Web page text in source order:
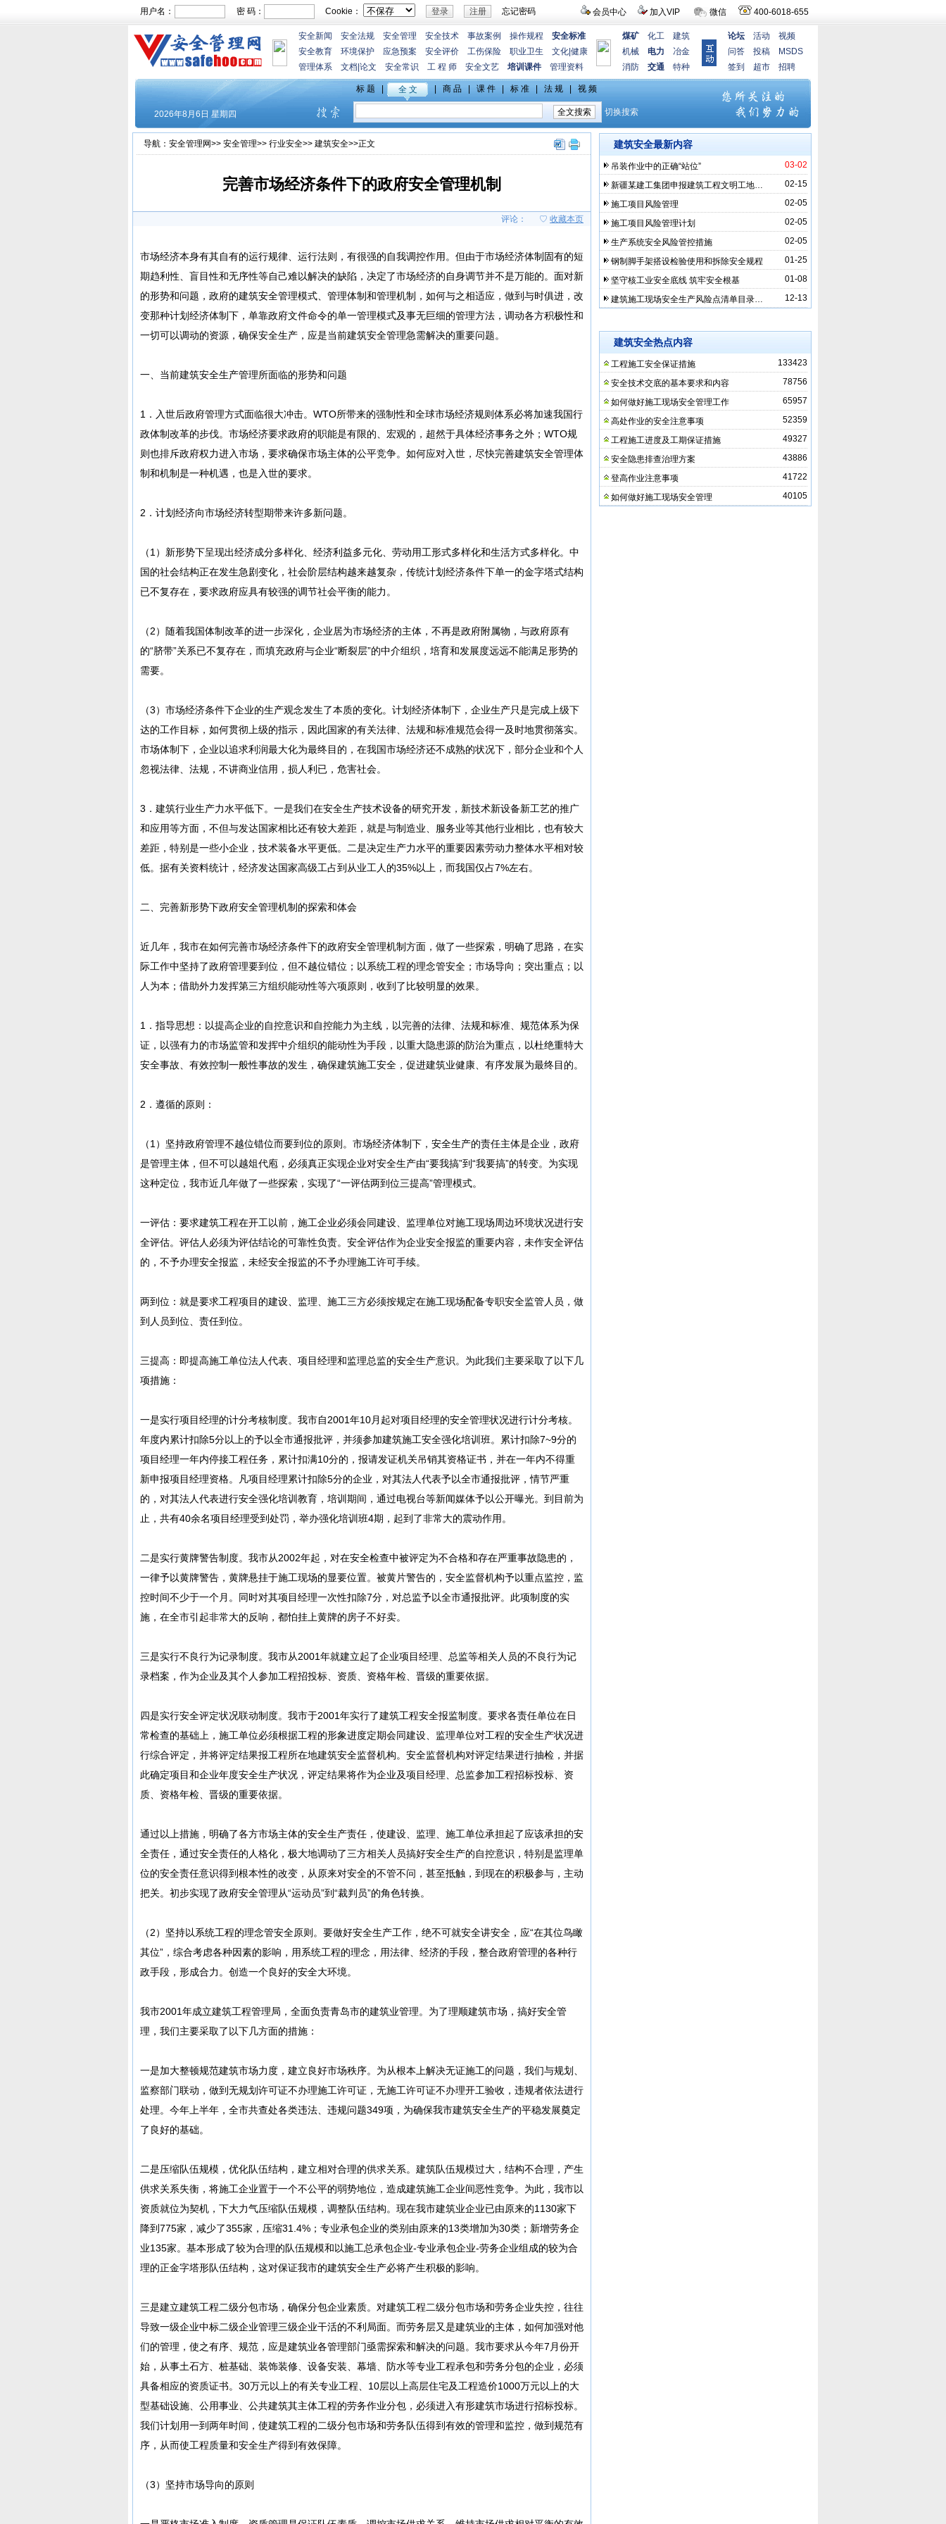
会员中心 加入VIP 微信 400-6018-655
用户名： 密 码： Cookie： 忘记密码
安全新闻 安全法规 安全管理 安全技术 事故案例 操作规程
安全标准
安全教育
环境保护 应急预案 安全评价 工伤保险 职业卫生 文化 健康
管理体系
文档 论文 安全常识 工 程 师 安全文艺 培训课件 管理资料
煤矿 化工
建筑
机械
电力
冶金
消防
交通 特种
论坛 活动
视频
问答
投稿
MSDS
签到
超市 招聘
导航： 安全管理网>> 安全管理>> 行业安全>> 建筑安全>>正文
完善市场经济条件下的政府安全管理机制
评论： ♡ 收藏本页
市场经济本身有其自有的运行规律、运行法则，有很强的自我调控作用。但由于市场经济体制固有的短
期趋利性、盲目性和无序性等自己难以解决的缺陷，决定了市场经济的自身调节并不是万能的。面对新
的形势和问题，政府的建筑安全管理模式、管理体制和管理机制，如何与之相适应，做到与时俱进，改
变那种计划经济体制下，单靠政府文件命令的单一管理模式及事无巨细的管理方法，调动各方积极性和
一切可以调动的资源，确保安全生产，应是当前建筑安全管理急需解决的重要问题。
一、当前建筑安全生产管理所面临的形势和问题
1．入世后政府管理方式面临很大冲击。WTO所带来的强制性和全球市场经济规则体系必将加速我国行
政体制改革的步伐。市场经济要求政府的职能是有限的、宏观的，超然于具体经济事务之外；WTO规
则也排斥政府权力进入市场，要求确保市场主体的公平竞争。如何应对入世，尽快完善建筑安全管理体
制和机制是一种机遇，也是入世的要求。
2．计划经济向市场经济转型期带来许多新问题。
（1）新形势下呈现出经济成分多样化、经济利益多元化、劳动用工形式多样化和生活方式多样化。中
国的社会结构正在发生急剧变化，社会阶层结构越来越复杂，传统计划经济条件下单一的金字塔式结构
已不复存在，要求政府应具有较强的调节社会平衡的能力。
（2）随着我国体制改革的进一步深化，企业居为市场经济的主体，不再是政府附属物，与政府原有
的“脐带”关系已不复存在，而填充政府与企业“断裂层”的中介组织，培育和发展度远远不能满足形势的
需要。
（3）市场经济条件下企业的生产观念发生了本质的变化。计划经济体制下，企业生产只是完成上级下
达的工作目标，如何贯彻上级的指示，因此国家的有关法律、法规和标准规范会得一及时地贯彻落实。
市场体制下，企业以追求利润最大化为最终目的，在我国市场经济还不成熟的状况下，部分企业和个人
忽视法律、法规，不讲商业信用，损人利已，危害社会。
3．建筑行业生产力水平低下。一是我们在安全生产技术设备的研究开发，新技术新设备新工艺的推广
和应用等方面，不但与发达国家相比还有较大差距，就是与制造业、服务业等其他行业相比，也有较大
差距，特别是一些小企业，技术装备水平更低。二是决定生产力水平的重要因素劳动力整体水平相对较
低。据有关资料统计，经济发达国家高级工占到从业工人的35%以上，而我国仅占7%左右。
二、完善新形势下政府安全管理机制的探索和体会
近几年，我市在如何完善市场经济条件下的政府安全管理机制方面，做了一些探索，明确了思路，在实
际工作中坚持了政府管理要到位，但不越位错位；以系统工程的理念管安全；市场导向；突出重点；以
人为本；借助外力发挥第三方组织能动性等六项原则，收到了比较明显的效果。
1．指导思想：以提高企业的自控意识和自控能力为主线，以完善的法律、法规和标准、规范体系为保
证，以强有力的市场监管和发挥中介组织的能动性为手段，以重大隐患源的防治为重点，以杜绝重特大
安全事故、有效控制一般性事故的发生，确保建筑施工安全，促进建筑业健康、有序发展为最终目的。
2．遵循的原则：
（1）坚持政府管理不越位错位而要到位的原则。市场经济体制下，安全生产的责任主体是企业，政府
是管理主体，但不可以越俎代庖，必须真正实现企业对安全生产由“要我搞”到“我要搞”的转变。为实现
这种定位，我市近几年做了一些探索，实现了“一评估两到位三提高”管理模式。
一评估：要求建筑工程在开工以前，施工企业必须会同建设、监理单位对施工现场周边环境状况进行安
全评估。评估人必须为评估结论的可靠性负责。安全评估作为企业安全报监的重要内容，未作安全评估
的，不予办理安全报监，未经安全报监的不予办理施工许可手续。
两到位：就是要求工程项目的建设、监理、施工三方必须按规定在施工现场配备专职安全监管人员，做
到人员到位、责任到位。
三提高：即提高施工单位法人代表、项目经理和监理总监的安全生产意识。为此我们主要采取了以下几
项措施：
一是实行项目经理的计分考核制度。我市自2001年10月起对项目经理的安全管理状况进行计分考核。
年度内累计扣除5分以上的予以全市通报批评，并须参加建筑施工安全强化培训班。累计扣除7~9分的
项目经理一年内停接工程任务，累计扣满10分的，报请发证机关吊销其资格证书，并在一年内不得重
新申报项目经理资格。凡项目经理累计扣除5分的企业，对其法人代表予以全市通报批评，情节严重
的，对其法人代表进行安全强化培训教育，培训期间，通过电视台等新闻媒体予以公开曝光。到目前为
止，共有40余名项目经理受到处罚，举办强化培训班4期，起到了非常大的震动作用。
二是实行黄牌警告制度。我市从2002年起，对在安全检查中被评定为不合格和存在严重事故隐患的，
一律予以黄牌警告，黄牌悬挂于施工现场的显要位置。被黄片警告的，安全监督机构予以重点监控，监
控时间不少于一个月。同时对其项目经理一次性扣除7分，对总监予以全市通报批评。此项制度的实
施，在全市引起非常大的反响，都怕挂上黄牌的房子不好卖。
三是实行不良行为记录制度。我市从2001年就建立起了企业项目经理、总监等相关人员的不良行为记
录档案，作为企业及其个人参加工程招投标、资质、资格年检、晋级的重要依据。
四是实行安全评定状况联动制度。我市于2001年实行了建筑工程安全报监制度。要求各责任单位在日
常检查的基础上，施工单位必须根据工程的形象进度定期会同建设、监理单位对工程的安全生产状况进
行综合评定，并将评定结果报工程所在地建筑安全监督机构。安全监督机构对评定结果进行抽检，并据
此确定项目和企业年度安全生产状况，评定结果将作为企业及项目经理、总监参加工程招标投标、资
质、资格年检、晋级的重要依据。
通过以上措施，明确了各方市场主体的安全生产责任，使建设、监理、施工单位承担起了应该承担的安
全责任，通过安全责任的人格化，极大地调动了三方相关人员搞好安全生产的自控意识，特别是监理单
位的安全责任意识得到根本性的改变，从原来对安全的不管不问，甚至抵触，到现在的积极参与，主动
把关。初步实现了政府安全管理从“运动员”到“裁判员”的角色转换。
（2）坚持以系统工程的理念管安全原则。要做好安全生产工作，绝不可就安全讲安全，应“在其位鸟瞰
其位”，综合考虑各种因素的影响，用系统工程的理念，用法律、经济的手段，整合政府管理的各种行
政手段，形成合力。创造一个良好的安全大环境。
我市2001年成立建筑工程管理局，全面负责青岛市的建筑业管理。为了理顺建筑市场，搞好安全管
理，我们主要采取了以下几方面的措施：
一是加大整顿规范建筑市场力度，建立良好市场秩序。为从根本上解决无证施工的问题，我们与规划、
监察部门联动，做到无规划许可证不办理施工许可证，无施工许可证不办理开工验收，违规者依法进行
处理。今年上半年，全市共查处各类违法、违规问题349项，为确保我市建筑安全生产的平稳发展奠定
了良好的基础。
二是压缩队伍规模，优化队伍结构，建立相对合理的供求关系。建筑队伍规模过大，结构不合理，产生
供求关系失衡，将施工企业置于一个不公平的弱势地位，造成建筑施工企业间恶性竞争。为此，我市以
资质就位为契机，下大力气压缩队伍规模，调整队伍结构。现在我市建筑业企业已由原来的1130家下
降到775家，减少了355家，压缩31.4%；专业承包企业的类别由原来的13类增加为30类；新增劳务企
业135家。基本形成了较为合理的队伍规模和以施工总承包企业-专业承包企业-劳务企业组成的较为合
理的正金字塔形队伍结构，这对保证我市的建筑安全生产必将产生积极的影响。
三是建立建筑工程二级分包市场，确保分包企业素质。对建筑工程二级分包市场和劳务企业失控，往往
导致一级企业中标二级企业管理三级企业干活的不利局面。而劳务层又是建筑业的主体，如何加强对他
们的管理，使之有序、规范，应是建筑业各管理部门亟需探索和解决的问题。我市要求从今年7月份开
始，从事土石方、桩基础、装饰装修、设备安装、幕墙、防水等专业工程承包和劳务分包的企业，必须
具备相应的资质证书。30万元以上的有关专业工程、10层以上高层住宅及工程造价1000万元以上的大
型基础设施、公用事业、公共建筑其主体工程的劳务作业分包，必须进入有形建筑市场进行招标投标。
我们计划用一到两年时间，使建筑工程的二级分包市场和劳务队伍得到有效的管理和监控，做到规范有
序，从而使工程质量和安全生产得到有效保障。
（3）坚持市场导向的原则
建筑安全最新内容
03-02
吊装作业中的正确“站位”
02-15
新疆某建工集团申报建筑工程文明工地…
02-05
施工项目风险管理
02-05
施工项目风险管理计划
02-05
生产系统安全风险管控措施
01-25
钢制脚手架搭设检验使用和拆除安全规程
01-08
坚守核工业安全底线 筑牢安全根基
12-13
建筑施工现场安全生产风险点清单目录…
建筑安全热点内容
133423
工程施工安全保证措施
78756
安全技术交底的基本要求和内容
65957
如何做好施工现场安全管理工作
52359
高处作业的安全注意事项
49327
工程施工进度及工期保证措施
43886
安全隐患排查治理方案
41722
登高作业注意事项
40105
如何做好施工现场安全管理